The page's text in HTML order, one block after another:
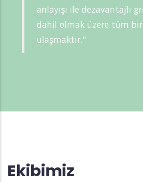
anlayışı ile dezavantajlı
dahil olmak üzere tüm
ulaşmaktır."
Ekibimiz